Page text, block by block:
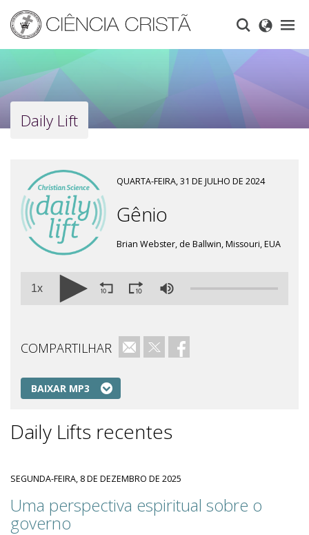
main
content
Daily Lift
QUARTA-FEIRA, 31 DE JULHO DE 2024
Gênio
Brian Webster, de Ballwin, Missouri, EUA
1x
COMPARTILHAR e-mailTwitterFacebook
BAIXAR MP3
Daily Lifts recentes
SEGUNDA-FEIRA, 8 DE DEZEMBRO DE 2025
Uma perspectiva espiritual sobre o
governo